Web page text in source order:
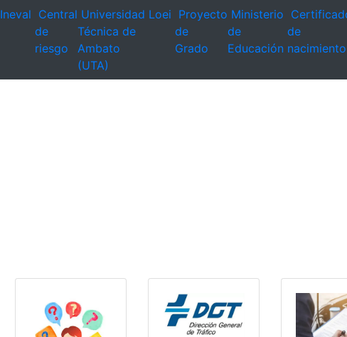
Ineval Central
de
riesgo
Universidad
Técnica de
Ambato
(UTA)
Loei Proyecto
de
Grado
Ministerio
de
Educación
de
nacimiento